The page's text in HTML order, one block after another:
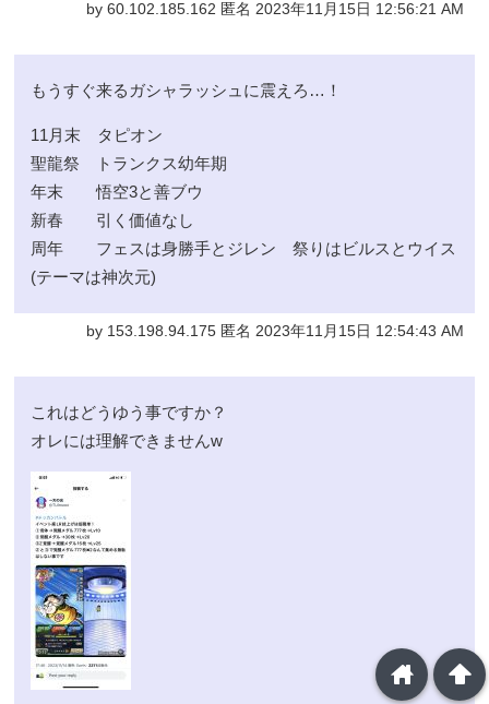
by 60.102.185.162 匿名 2023年11月15日 12:56:21 AM
もうすぐ来るガシャラッシュに震えろ…！
11月末 タピオン
聖龍祭 トランクス幼年期
年末 悟空3と善ブウ
新春 引く価値なし
周年 フェスは身勝手とジレン 祭りはビルスとウイス
(テーマは神次元)
by 153.198.94.175 匿名 2023年11月15日 12:54:43 AM
これはどうゆう事ですか？
オレには理解できませんw
arrowup
home